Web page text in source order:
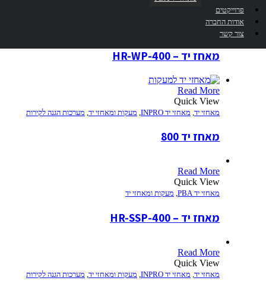
פרוייקטים
אודות החברה
צור קשר
Read More
Quick View
מאחז יד – 400-HR-WP
Read More
Quick View
מאחזי יד, מאחזי יד INPRO , מעקות ומאחזי יד, מערכות הגנה לקירות
מאחז יד 800
Read More
Quick View
מאחזי יד PBA , מעקות ומאחזי יד
מאחז יד – 400-HR-SSP
Read More
Quick View
מאחזי יד מאחזי יד INPRO מעקות ומאחזי יד מערכות הגנה לקירות